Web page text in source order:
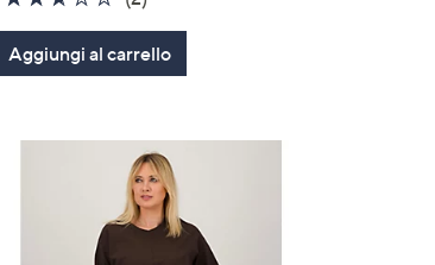
5
Stars
Aggiungi al carrello